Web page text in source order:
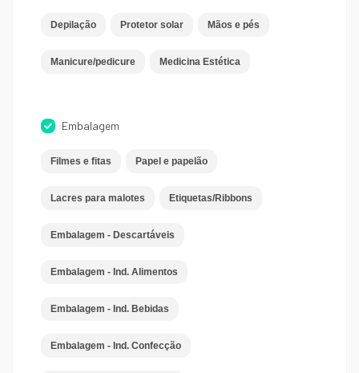
Depilação Protetor solar Mãos e pés
Manicure/pedicure Medicina Estética
Embalagem
Filmes e fitas Papel e papelão
Lacres para malotes Etiquetas/Ribbons
Embalagem - Descartáveis
Embalagem - Ind. Alimentos
Embalagem - Ind. Bebidas
Embalagem - Ind. Confecção